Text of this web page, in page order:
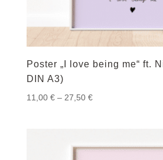
Poster „I love being me“ ft.
DIN A3)
11,00 € – 27,50 €Preisspanne: